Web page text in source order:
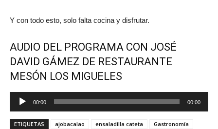
Y con todo esto, solo falta cocina y disfrutar.
AUDIO DEL PROGRAMA CON JOSÉ
DAVID GÁMEZ DE RESTAURANTE
MESÓN LOS MIGUELES
Reproductor
de
audio
00:00 00:00
ETIQUETAS ajobacalao ensaladilla cateta
Gastronomía